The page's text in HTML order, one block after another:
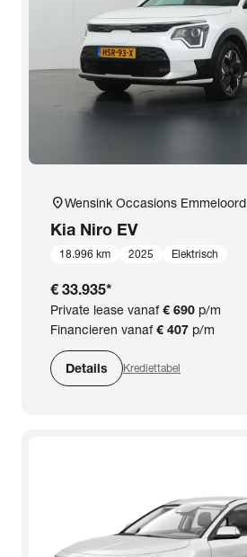
location_onWensink Occasions Emmeloord
Kia Niro EV
18.996 km 2025 Elektrisch
€ 33.935*
Private lease vanaf€ 690 p/m
Financieren vanaf€ 407 p/m
Details Krediettabel